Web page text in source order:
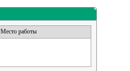
Место работы